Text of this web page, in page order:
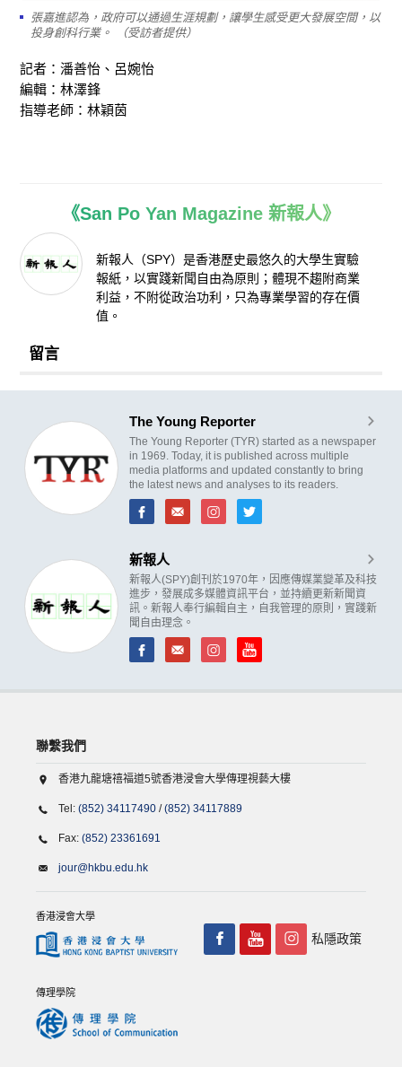
張嘉進認為，政府可以通過生涯規劃，讓學生感受更大發展空間，以
投身創科行業。 （受訪者提供）
記者：潘善怡、呂婉怡
編輯：林澤鋒
指導老師：林穎茵
《San Po Yan Magazine 新報人》
新報人（SPY）是香港歷史最悠久的大學生實驗
報紙，以實踐新聞自由為原則；體現不趨附商業
利益，不附從政治功利，只為專業學習的存在價
值。
留言
The Young Reporter
The Young Reporter (TYR) started as a newspaper
in 1969. Today, it is published across multiple
media platforms and updated constantly to bring
the latest news and analyses to its readers.
新報人
新報人(SPY)創刊於1970年，因應傳媒業變革及科技
進步，發展成多媒體資訊平台，並持續更新新聞資
訊。新報人奉行編輯自主，自我管理的原則，實踐新
聞自由理念。
聯繫我們
香港九龍塘禧福道5號香港浸會大學傳理視藝大樓
Tel: (852) 34117490 /(852) 34117889
Fax: (852) 23361691
jour@hkbu.edu.hk
香港浸會大學
傳理學院
私隱政策